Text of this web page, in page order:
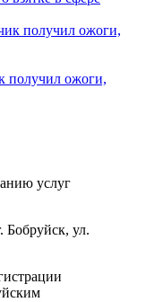
получил ожоги,
услуг
Бобруйск, ул.